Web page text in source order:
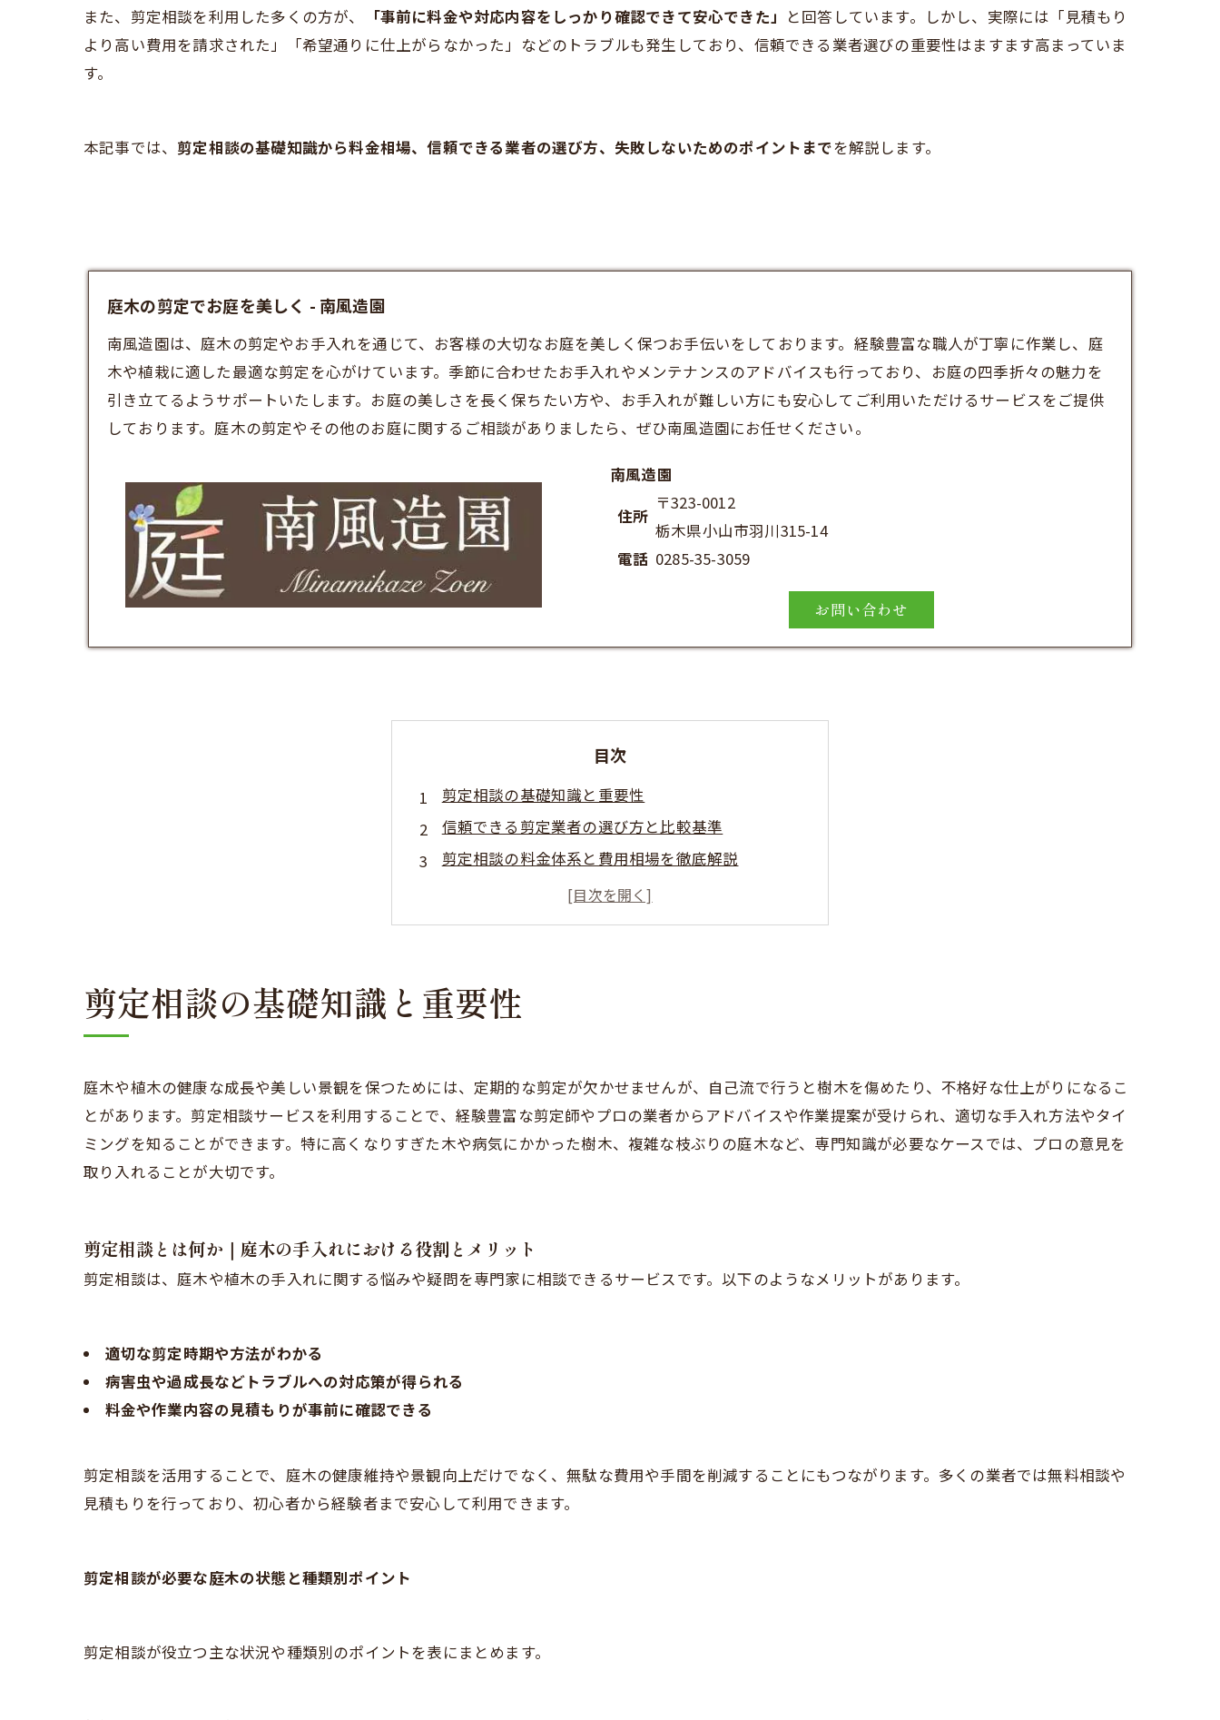
また、剪定相談を利用した多くの方が、 「事前に料金や対応内容をしっかり確認できて安心できた」 と回答しています。しかし、実際には「見積もり
より高い費用を請求された」「希望通りに仕上がらなかった」などのトラブルも発生しており、信頼できる業者選びの重要性はますます高まっていま
す。
本記事では、 剪定相談の基礎知識から料金相場、信頼できる業者の選び方、失敗しないためのポイントまでを解説します。
庭木の剪定でお庭を美しく - 南風造園
南風造園は、庭木の剪定やお手入れを通じて、お客様の大切なお庭を美しく保つお手伝いをしております。経験豊富な職人が丁寧に作業し、庭
木や植栽に適した最適な剪定を心がけています。季節に合わせたお手入れやメンテナンスのアドバイスも行っており、お庭の四季折々の魅力を
引き立てるようサポートいたします。お庭の美しさを長く保ちたい方や、お手入れが難しい方にも安心してご利用いただけるサービスをご提供
しております。庭木の剪定やその他のお庭に関するご相談がありましたら、ぜひ南風造園にお任せください。
南風造園
住所
〒323-0012
栃木県小山市羽川315-14
電話 0285-35-3059
お問い合わせ
目次
剪定相談の基礎知識と重要性
信頼できる剪定業者の選び方と比較基準
剪定相談の料金体系と費用相場を徹底解説
剪定相談で多い質問とトラブル事例の解説
自分で剪定するための実践ガイドと必要な道具紹介
剪定相談の基礎知識と重要性
庭木や植木の健康な成長や美しい景観を保つためには、定期的な剪定が欠かせませんが、自己流で行うと樹木を傷めたり、不格好な仕上がりになるこ
とがあります。剪定相談サービスを利用することで、経験豊富な剪定師やプロの業者からアドバイスや作業提案が受けられ、適切な手入れ方法やタイ
ミングを知ることができます。特に高くなりすぎた木や病気にかかった樹木、複雑な枝ぶりの庭木など、専門知識が必要なケースでは、プロの意見を
取り入れることが大切です。
剪定相談とは何か｜庭木の手入れにおける役割とメリット
剪定相談は、庭木や植木の手入れに関する悩みや疑問を専門家に相談できるサービスです。以下のようなメリットがあります。
適切な剪定時期や方法がわかる
病害虫や過成長などトラブルへの対応策が得られる
料金や作業内容の見積もりが事前に確認できる
剪定相談を活用することで、庭木の健康維持や景観向上だけでなく、無駄な費用や手間を削減することにもつながります。多くの業者では無料相談や
見積もりを行っており、初心者から経験者まで安心して利用できます。
剪定相談が必要な庭木の状態と種類別ポイント
剪定相談が役立つ主な状況や種類別のポイントを表にまとめます。